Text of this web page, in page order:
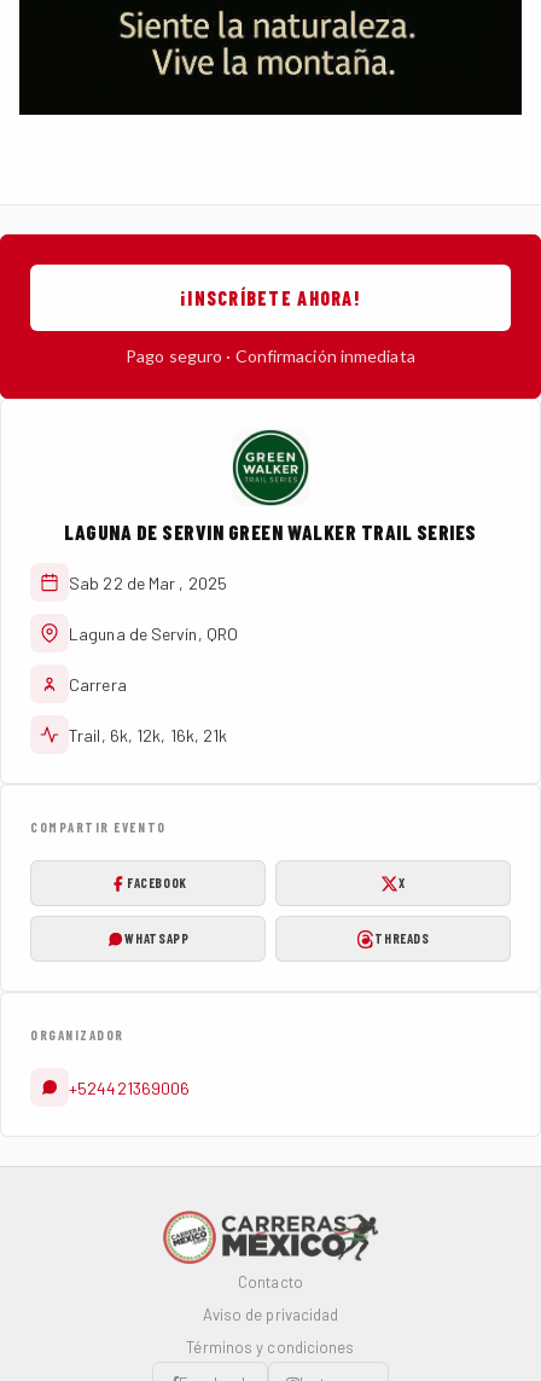
¡INSCRÍBETE AHORA!
Pago seguro · Confirmación inmediata
LAGUNA DE SERVIN GREEN WALKER TRAIL SERIES
Sab 22 de Mar , 2025
Laguna de Servín, QRO
Carrera
Trail, 6k, 12k, 16k, 21k
COMPARTIR EVENTO
FACEBOOK X
WHATSAPP THREADS
ORGANIZADOR
+524421369006
Contacto
Aviso de privacidad
Términos y condiciones